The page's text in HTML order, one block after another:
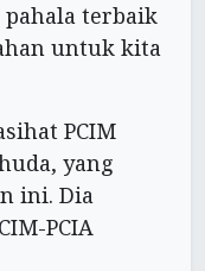
terbaik
untuk kita
PCIM
yang
ini. Dia
PCIA